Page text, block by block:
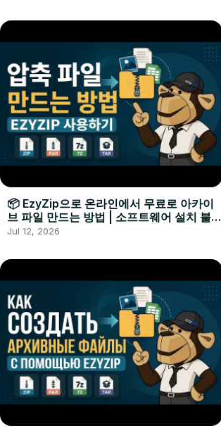
📦 EzyZip으로 온라인에서 무료로 아카이
브 파일 만드는 방법 | 소프트웨어 설치 불필
요
Jul 12, 2026